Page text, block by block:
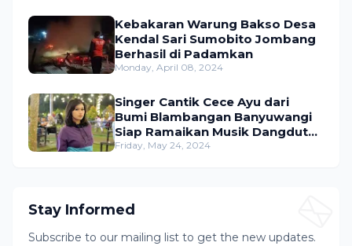
Kebakaran Warung Bakso Desa
Kendal Sari Sumobito Jombang
Berhasil di Padamkan
Monday, April 08, 2024
Singer Cantik Cece Ayu dari
Bumi Blambangan Banyuwangi
Siap Ramaikan Musik Dangdut
Indonesia
Friday, May 24, 2024
Stay Informed
Subscribe to our mailing list to get the new updates.